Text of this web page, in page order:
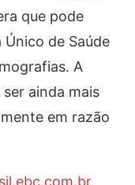
que pode
de Saúde
A
ainda mais
em razão